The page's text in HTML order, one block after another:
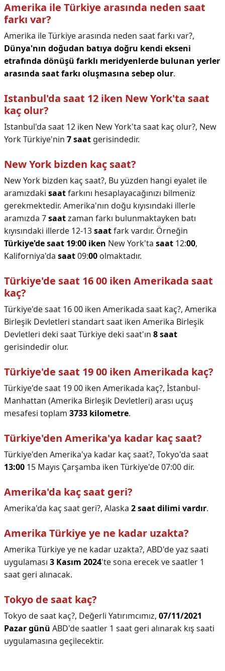
Amerika ile Türkiye arasında neden saat
farkı var?
Amerika ile Türkiye arasında neden saat farkı var?,
Dünya'nın doğudan batıya doğru kendi ekseni
etrafında dönüşü farklı meridyenlerde bulunan yerler
arasında saat farkı oluşmasına sebep olur.
Istanbul'da saat 12 iken New York'ta saat
kaç olur?
Istanbul'da saat 12 iken New York'ta saat kaç olur?, New
York Türkiye'nin 7 saat gerisindedir.
New York bizden kaç saat?
New York bizden kaç saat?, Bu yüzden hangi eyalet ile
aramızdaki saatfarkını hesaplayacağınızı bilmeniz
gerekmektedir. Amerika'nın doğu kıyısındaki illerle
aramızda 7saatzaman farkı bulunmaktayken batı
kıyısındaki illerde 12-13saatfark vardır. Örneğin
Türkiye'de saat 19:00 iken New York'ta saat 12:00,
Kaliforniya'da saat09:00 olmaktadır.
Türkiye'de saat 16 00 iken Amerikada saat
kaç?
Türkiye'de saat 16 00 iken Amerikada saat kaç?, Amerika
Birleşik Devletleri standart saat iken Amerika Birleşik
Devletleri deki saat Türkiye deki saat'ın 8 saat
gerisindedir olur.
Türkiye'de saat 19 00 iken Amerikada kaç?
Türkiye'de saat 19 00 iken Amerikada kaç?, İstanbul-
Manhattan (Amerika Birleşik Devletleri) arası uçuş
mesafesi toplam 3733 kilometre.
Türkiye'den Amerika'ya kadar kaç saat?
Türkiye'den Amerika'ya kadar kaç saat?, Tokyo'da saat
13:00 15 Mayıs Çarşamba iken Türkiye'de 07:00 dir.
Amerika'da kaç saat geri?
Amerika'da kaç saat geri?, Alaska 2 saat dilimi vardır.
Amerika Türkiye ye ne kadar uzakta?
Amerika Türkiye ye ne kadar uzakta?, ABD'de yaz saati
uygulaması 3 Kasım 2024'te sona erecek ve saatler 1
saat geri alınacak.
Tokyo de saat kaç?
Tokyo de saat kaç?, Değerli Yatırımcımız, 07/11/2021
Pazar günü ABD'de saatler 1 saat geri alınarak kış saati
uygulamasına geçilecektir.